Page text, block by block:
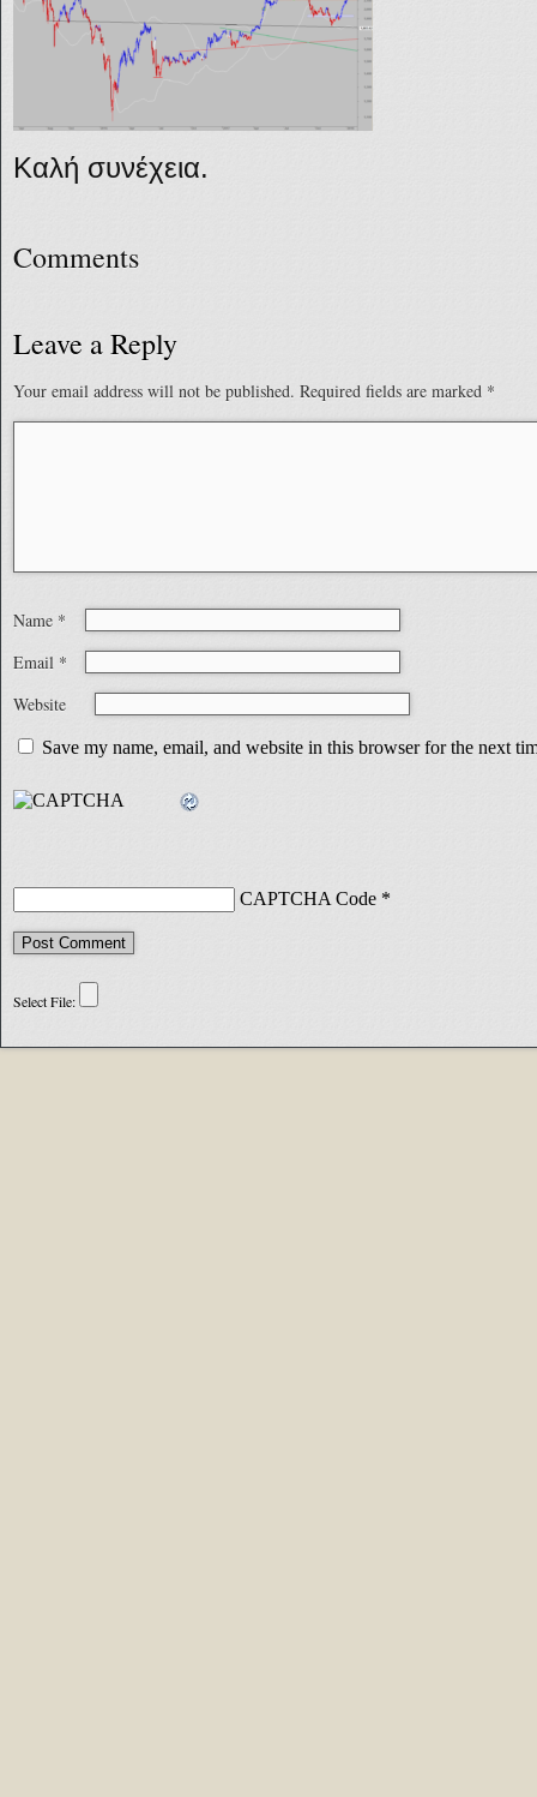
Καλή συνέχεια.
Comments
Leave a Reply
Your email address will not be published. Required fields are marked *
Name *
Email *
Website
Save my name, email, and website in this browser for the next
CAPTCHA Code *